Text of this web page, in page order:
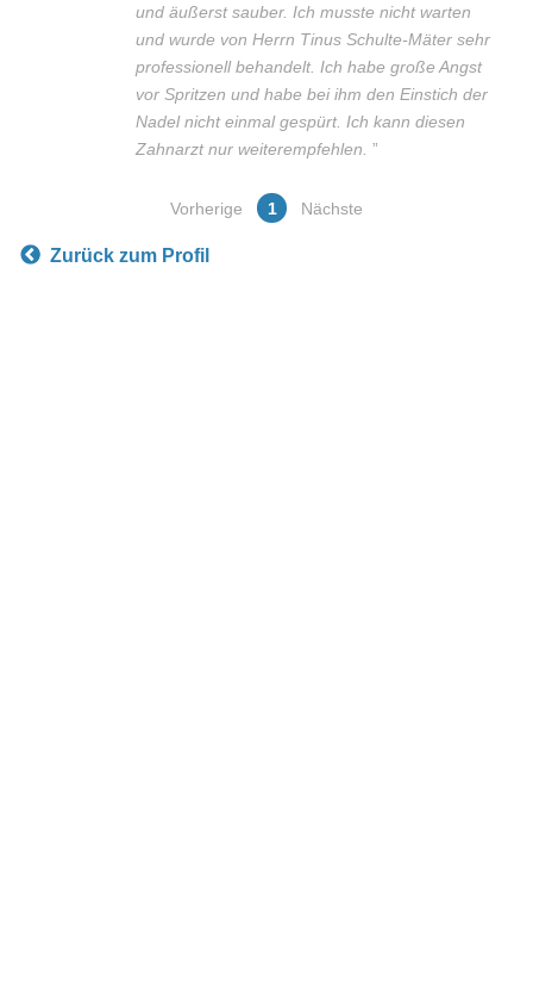
und äußerst sauber. Ich musste nicht warten
und wurde von Herrn Tinus Schulte-Mäter sehr
professionell behandelt. Ich habe große Angst
vor Spritzen und habe bei ihm den Einstich der
Nadel nicht einmal gespürt. Ich kann diesen
Zahnarzt nur weiterempfehlen. ”
Vorherige 1 Nächste
Zurück zum Profil